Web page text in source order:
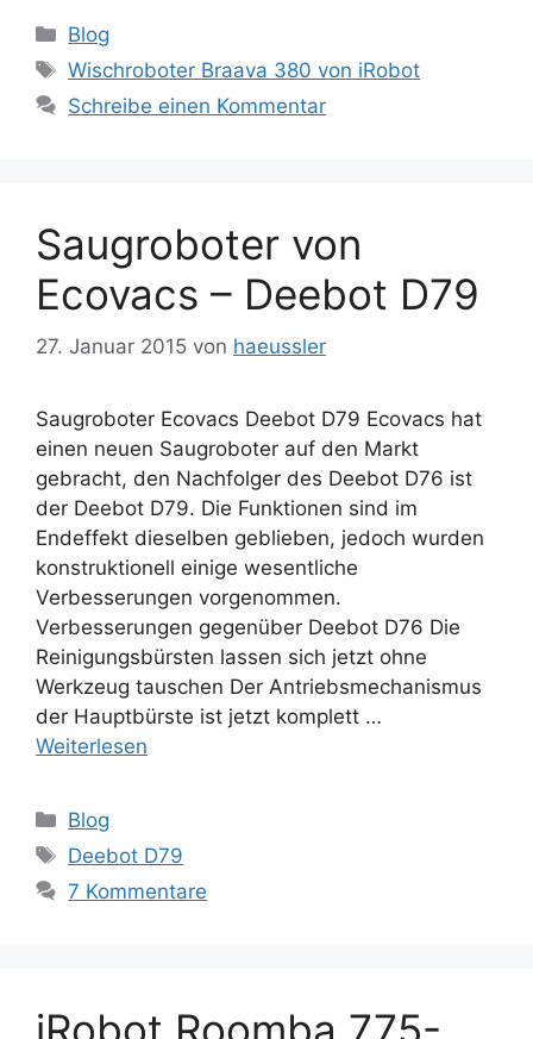
Kategorien
Blog
Schlagwörter
Wischroboter Braava 380 von iRobot
Schreibe einen Kommentar
Saugroboter von
Ecovacs – Deebot D79
27. Januar 2015 von haeussler
Saugroboter Ecovacs Deebot D79 Ecovacs hat
einen neuen Saugroboter auf den Markt
gebracht, den Nachfolger des Deebot D76 ist
der Deebot D79. Die Funktionen sind im
Endeffekt dieselben geblieben, jedoch wurden
konstruktionell einige wesentliche
Verbesserungen vorgenommen.
Verbesserungen gegenüber Deebot D76 Die
Reinigungsbürsten lassen sich jetzt ohne
Werkzeug tauschen Der Antriebsmechanismus
der Hauptbürste ist jetzt komplett …
Weiterlesen
Kategorien
Blog
Schlagwörter
Deebot D79
7 Kommentare